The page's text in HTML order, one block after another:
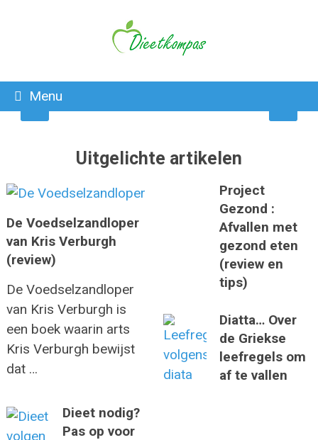
Menu
HET KETODIEET IS AAN EEN OPMARS BEZIG.
Uitgelichte artikelen
De Voedselzandloper
van Kris Verburgh
(review)
De Voedselzandloper
van Kris Verburgh is
een boek waarin arts
Kris Verburgh bewijst
dat …
Project
Gezond :
Afvallen met
gezond eten
(review en
tips)
Diatta… Over
de Griekse
leefregels om
af te vallen
Dieet nodig?
Pas op voor